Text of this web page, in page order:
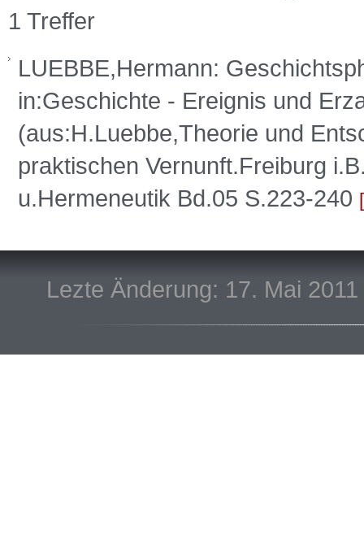
1 Treffer
LUEBBE,Hermann:
in:Geschichte - Ereignis und
(aus:H.Luebbe,Theorie und
praktischen Vernunft.Freiburg
u.Hermeneutik Bd.05 S.223-240
Lezte Änderung: 17. Mai